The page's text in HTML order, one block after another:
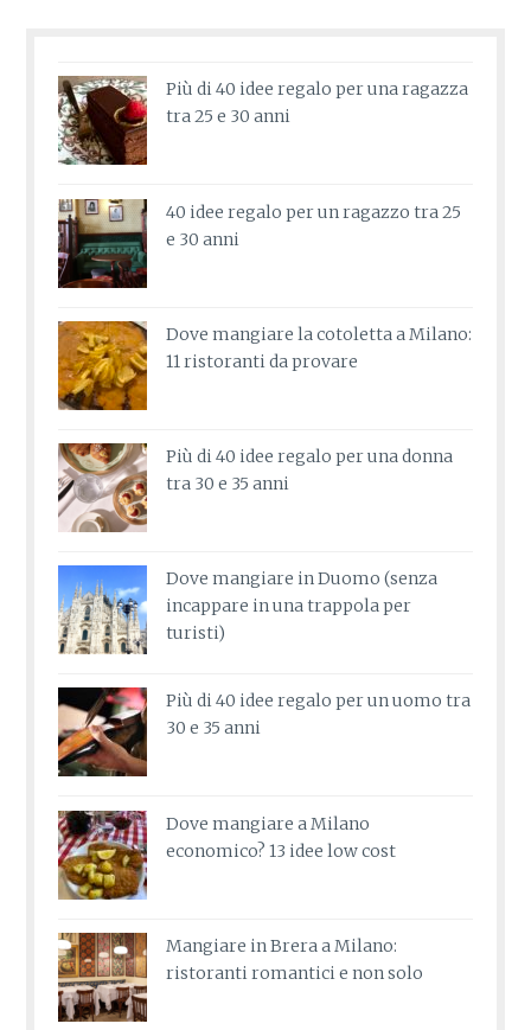
Più di 40 idee regalo per una ragazza
tra 25 e 30 anni
40 idee regalo per un ragazzo tra 25
e 30 anni
Dove mangiare la cotoletta a Milano:
11 ristoranti da provare
Più di 40 idee regalo per una donna
tra 30 e 35 anni
Dove mangiare in Duomo (senza
incappare in una trappola per
turisti)
Più di 40 idee regalo per un uomo tra
30 e 35 anni
Dove mangiare a Milano
economico? 13 idee low cost
Mangiare in Brera a Milano:
ristoranti romantici e non solo